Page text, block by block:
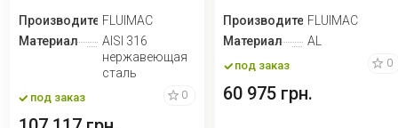
ПроизводительFLUIMAC
Материал
AISI 316
нержавеющая
сталь
под заказ 0
ПроизводительFLUIMAC
Материал
AL
под заказ 0
60 975 грн.